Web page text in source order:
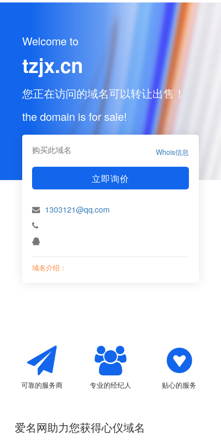
Welcome to
tzjx.cn
您正在访问的域名可以转让出售！
the domain is for sale!
购买此域名 Whois信息
立即询价
1303121@qq.com
域名介绍：
可靠的服务商 专业的经纪人 贴心的服务
爱名网助力您获得心仪域名